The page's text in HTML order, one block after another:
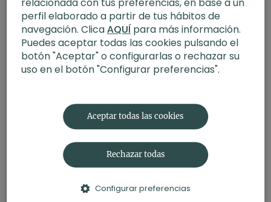
perfil elaborado a partir de tus hábitos de
navegación. ClicaAQUÍpara más información.
Puedes aceptar todas las cookies pulsando el
botón "Aceptar" o configurarlas o rechazar su
uso en el botón "Configurar preferencias".
Aceptar todas las cookies
Rechazar todas
Configurar preferencias